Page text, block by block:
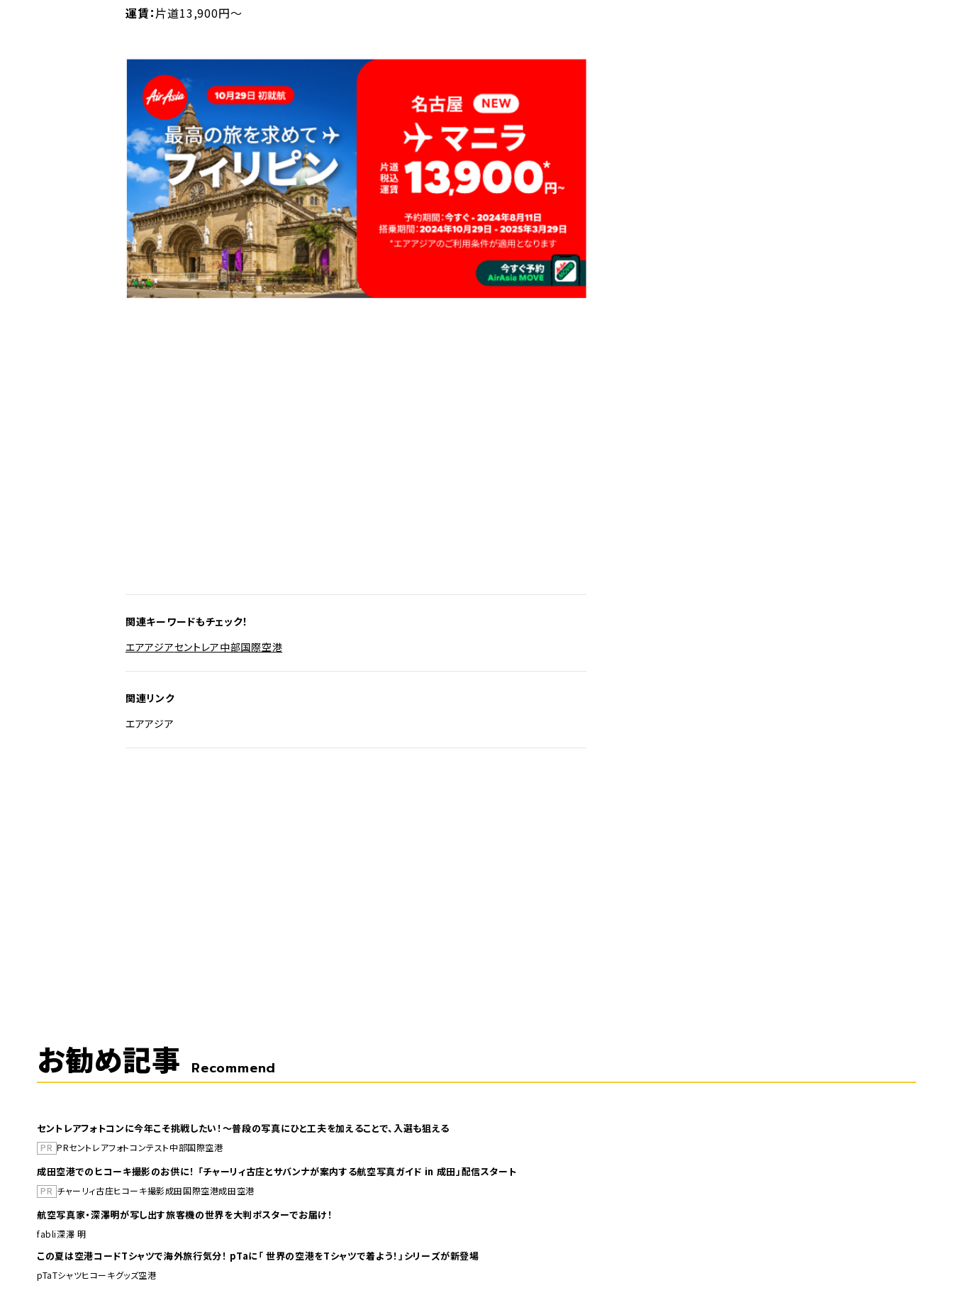
運賃：片道13,900円～
関連キーワードもチェック！
エアアジアセントレア中部国際空港
関連リンク
エアアジア
お勧め記事 Recommend
セントレアフォトコンに今年こそ挑戦したい！～普段の写真にひと工夫を加えることで、入選も狙える
PR PRセントレアフォトコンテスト中部国際空港
成田空港でのヒコーキ撮影のお供に！ 「チャーリィ古庄とサバンナが案内する航空写真ガイド in 成田」配信スタート
PR チャーリィ古庄ヒコーキ撮影成田国際空港成田空港
航空写真家・深澤明が写し出す旅客機の世界を大判ポスターでお届け！
fabli深澤 明
この夏は空港コードTシャツで海外旅行気分！ pTaに「 世界の空港をTシャツで着よう！」シリーズが新登場
pTaTシャツヒコーキグッズ空港